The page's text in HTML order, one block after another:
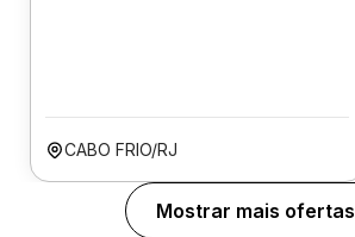
CABO FRIO/RJ
Mostrar mais ofertas